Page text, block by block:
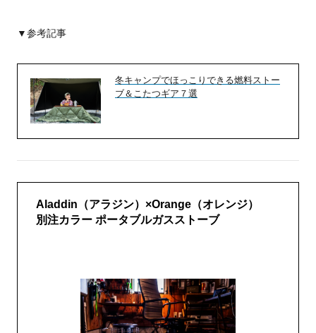
▼参考記事
冬キャンプでほっこりできる燃料ストー
ブ＆こたつギア７選
Aladdin（アラジン）×Orange（オレンジ）
別注カラー ポータブルガスストーブ